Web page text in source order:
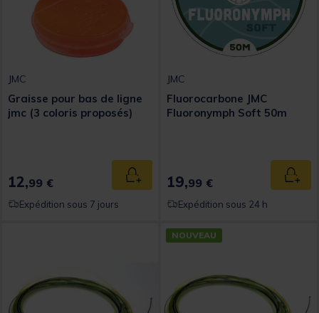
JMC
Graisse pour bas de ligne
jmc (3 coloris proposés)
12,99 € Ajouter au panier
Expédition sous 7 jours
JMC
Fluorocarbone JMC
Fluoronymph Soft 50m
19,99 €
Expédition sous 24 h
NOUVEAU